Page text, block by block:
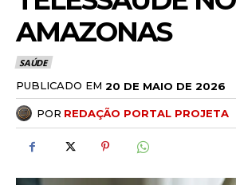
AMAZONAS
SAÚDE
PUBLICADO EM 20 DE MAIO DE 2026
POR REDAÇÃO PORTAL PROJETA